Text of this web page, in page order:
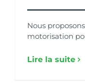
Nous
motorisation
Lire la suite